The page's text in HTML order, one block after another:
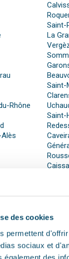
des cookies
permettent
sociaux et
également des
Rhône
Saint-
La
Saint-
Saint-
CAS